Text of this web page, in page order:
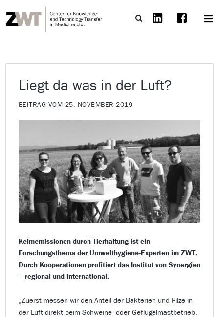
Liegt da was in der Luft?
BEITRAG VOM 25. NOVEMBER 2019
Keimemissionen durch Tierhaltung ist ein
Forschungsthema der Umwelthygiene-Experten im ZWT.
Durch Kooperationen profitiert das Institut von Synergien
– regional und international.
„Zuerst messen wir den Anteil der Bakterien und Pilze in
der Luft direkt beim Schweine- oder Geflügelmastbetrieb.